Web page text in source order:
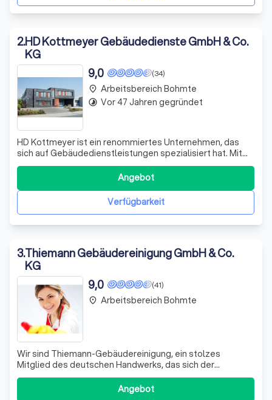
2.HD Kottmeyer Gebäudedienste GmbH & Co.
KG
(34)
9,0
HD Kottmeyer ist ein renommiertes Unternehmen, das
sich auf Gebäudedienstleistungen spezialisiert hat. Mit
unserer langjährigen Erfahrung und unserem Engagement
für Qualität und Kundenzufriedenheit haben wir uns als
vertrauenswürdiger Partner für zahlreiche Kunden
etabliert. Unser Angebot umfasst ei
Verfügbarkeit
Angebot
place Arbeitsbereich Bohmte
timelapse Vor 47 Jahren gegründet
3.Thiemann Gebäudereinigung GmbH & Co.
KG
(41)
9,0
Wir sind Thiemann-Gebäudereinigung, ein stolzes
Mitglied des deutschen Handwerks, das sich der
Herausforderung des Fachkräftemangels stellt. Unser
Engagement und unsere Leidenschaft für unser Handwerk
haben uns den 2. Platz bei der Aktion "Nebenan ist hier"
Angebot
place Arbeitsbereich Bohmte